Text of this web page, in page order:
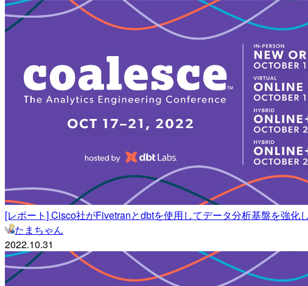
[レポート] Cisco社がFivetranとdbtを使用してデータ分析基盤を強化
たまちゃん
2022.10.31